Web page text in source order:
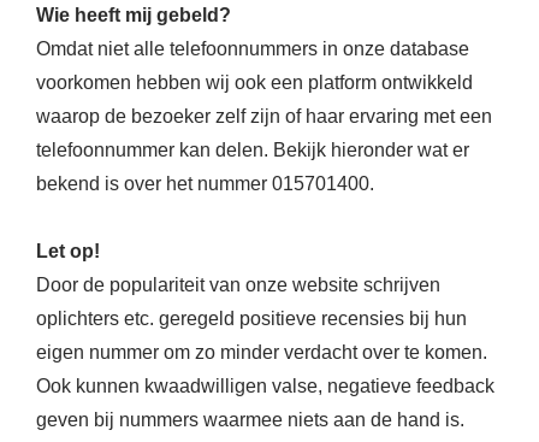
Wie heeft mij gebeld?
Omdat niet alle telefoonnummers in onze database
voorkomen hebben wij ook een platform ontwikkeld
waarop de bezoeker zelf zijn of haar ervaring met een
telefoonnummer kan delen. Bekijk hieronder wat er
bekend is over het nummer 015701400.
Let op!
Door de populariteit van onze website schrijven
oplichters etc. geregeld positieve recensies bij hun
eigen nummer om zo minder verdacht over te komen.
Ook kunnen kwaadwilligen valse, negatieve feedback
geven bij nummers waarmee niets aan de hand is.